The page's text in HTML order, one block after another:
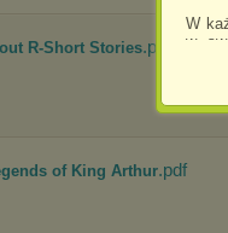
W
w
R-Short Stories.pdf
of King Arthur.pdf